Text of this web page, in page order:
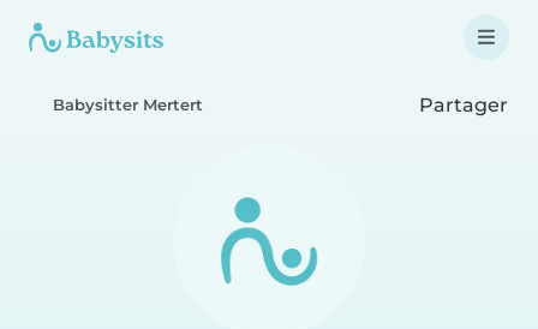
Babysitter Mertert Partager